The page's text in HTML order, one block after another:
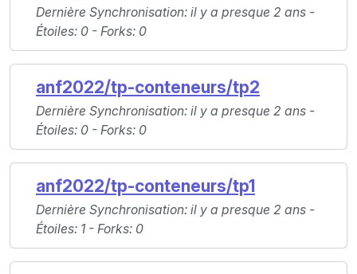
Dernière Synchronisation: il y a presque 2 ans -
Étoiles: 0 - Forks: 0
anf2022/tp-conteneurs/tp2
Dernière Synchronisation: il y a presque 2 ans -
Étoiles: 0 - Forks: 0
anf2022/tp-conteneurs/tp1
Dernière Synchronisation: il y a presque 2 ans -
Étoiles: 1 - Forks: 0